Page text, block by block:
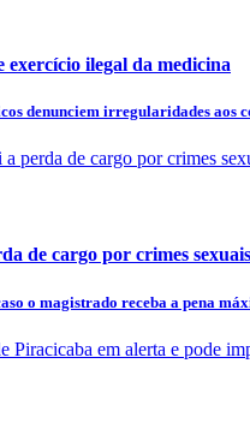
exercício ilegal da medicina
denunciem irregularidades aos
de cargo por crimes sexuais
o magistrado receba a pena